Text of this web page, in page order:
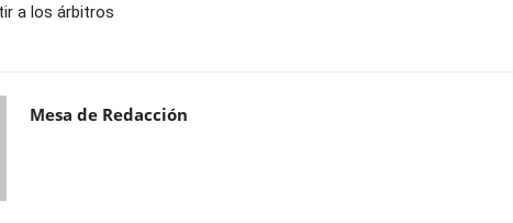
a los árbitros
Mesa de Redacción